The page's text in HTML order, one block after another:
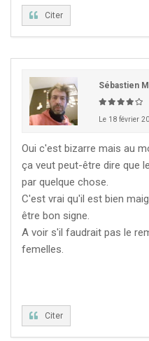
Citer
Sébastien
Le 18 février
Oui c'est bizarre mais au
ça veut peut-être dire que
par quelque chose.
C'est vrai qu'il est bien
être bon signe.
A voir s'il faudrait pas le
femelles.
Citer